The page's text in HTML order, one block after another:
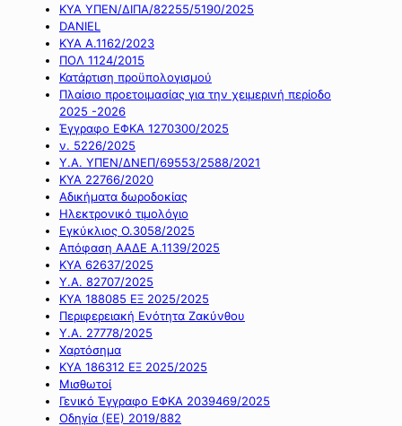
ΚΥΑ ΥΠΕΝ/ΔΙΠΑ/82255/5190/2025
DANIEL
ΚΥΑ Α.1162/2023
ΠΟΛ 1124/2015
Κατάρτιση προϋπολογισμού
Πλαίσιο προετοιμασίας για την χειμερινή περίοδο
2025 -2026
Έγγραφο ΕΦΚΑ 1270300/2025
ν. 5226/2025
Υ.Α. ΥΠΕΝ/ΔΝΕΠ/69553/2588/2021
ΚΥΑ 22766/2020
Αδικήματα δωροδοκίας
Ηλεκτρονικό τιμολόγιο
Εγκύκλιος Ο.3058/2025
Απόφαση ΑΑΔΕ Α.1139/2025
ΚΥΑ 62637/2025
Υ.Α. 82707/2025
ΚΥΑ 188085 ΕΞ 2025/2025
Περιφερειακή Ενότητα Ζακύνθου
Υ.Α. 27778/2025
Χαρτόσημα
ΚΥΑ 186312 ΕΞ 2025/2025
Μισθωτοί
Γενικό Έγγραφο ΕΦΚΑ 2039469/2025
Οδηγία (ΕΕ) 2019/882